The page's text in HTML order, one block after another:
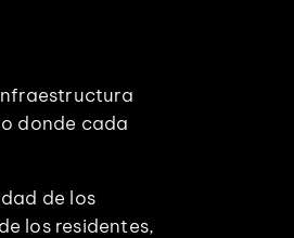
donde cada
de los
los residentes,